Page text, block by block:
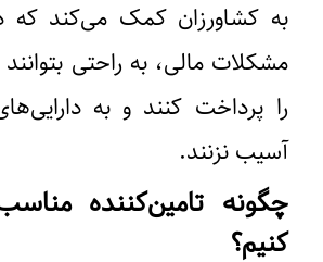
به کشاورزان کمک می‌کند که
مشکلات مالی، به راحتی
را پرداخت کنند و به
آسیب نزنند.
چگونه تامین‌کننده
کنیم؟